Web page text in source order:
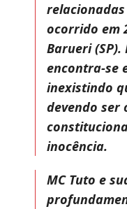
ocorrido em
Barueri (SP).
encontra-se
inexistindo
devendo ser
inocência.
MC Tuto e